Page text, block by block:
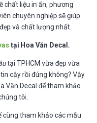
chất liệu in ấn, phương
chuyên nghiệp sẽ giúp
và chất lượng nhất.
tại Hoa Văn Decal.
tại TPHCM vừa đẹp vừa
cậy rồi đúng không? Vậy
Văn Decal để tham khảo
tôi.
cùng tham khảo các mẫu